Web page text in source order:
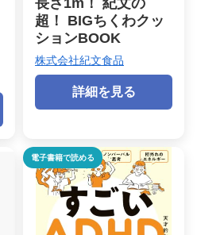
超！ BIGちくわクッ
ションBOOK
株式会社紀文食品
詳細を見る
電子書籍で読める